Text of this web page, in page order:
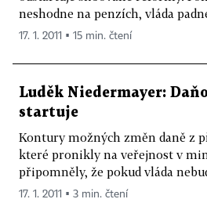
neshodne na penzích, vláda
17. 1. 2011 ▪ 15 min. čtení
Luděk Niedermayer:
startuje
Kontury možných změn daně z
které pronikly na veřejnost v
připomněly, že pokud vláda
17. 1. 2011 ▪ 3 min. čtení